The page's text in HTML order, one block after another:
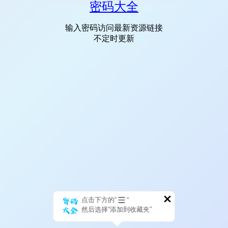
密码大全
输入密码访问最新资源链接
不定时更新
点击下方的“
”
然后选择“添加到收藏夹”